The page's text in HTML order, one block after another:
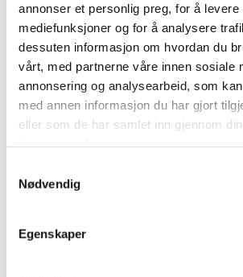
annonser et personlig preg, for å levere
mediefunksjoner og for å analysere
dessuten informasjon om hvordan du
vårt, med partnerne våre innen sosiale
annonsering og analysearbeid, som
med annen informasjon du har gjort
eller som de har samlet inn gjennom
Nødvendig
Egenskaper
Hvilke forventninger har
fleksibilitet?
Vårt overordnede bilde er at dette
foretrukket av begge
Les mer i rapporten:
senkarrierer
Les mer om kompetanse her!
seniorenes kompetanse?
Trenger mer systematisk